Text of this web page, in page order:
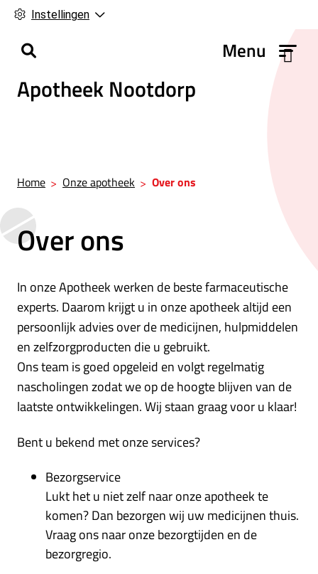
Instellingen
Apotheek Nootdorp
o
f
n
Menu
Home Onze apotheek Over ons
Over ons
In onze Apotheek werken de beste farmaceutische
experts. Daarom krijgt u in onze apotheek altijd een
persoonlijk advies over de medicijnen, hulpmiddelen
en zelfzorgproducten die u gebruikt.
Ons team is goed opgeleid en volgt regelmatig
nascholingen zodat we op de hoogte blijven van de
laatste ontwikkelingen. Wij staan graag voor u klaar!
Bent u bekend met onze services?
Bezorgservice
Lukt het u niet zelf naar onze apotheek te
komen? Dan bezorgen wij uw medicijnen thuis.
Vraag ons naar onze bezorgtijden en de
bezorgregio.